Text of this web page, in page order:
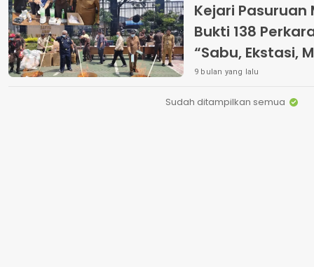
Kejari
Bukti 138
“Sabu, Ekstasi,
Batang Rokok
9 bulan yang lalu
Sudah ditampilkan semua